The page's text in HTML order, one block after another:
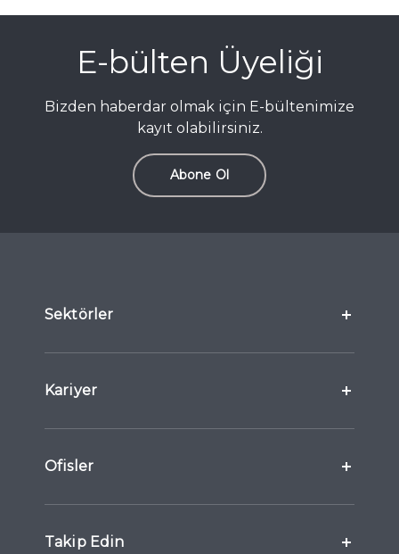
E-bülten Üyeliği
Bizden haberdar olmak için E-bültenimize
kayıt olabilirsiniz.
Abone Ol
Sektörler
Kariyer
Ofisler
Takip Edin